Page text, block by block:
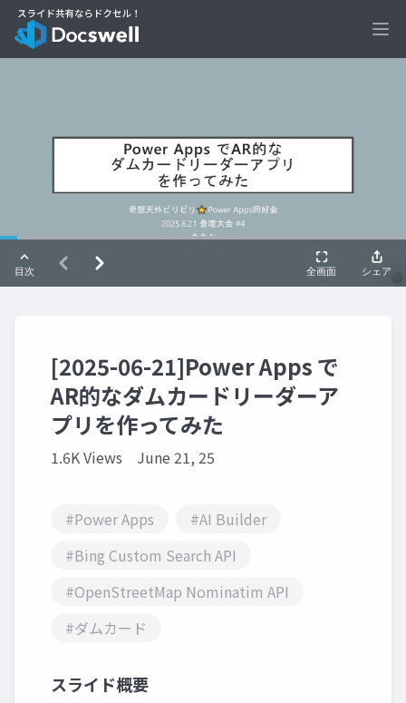
[2025-06-21]Power Apps で
AR的なダムカードリーダーア
プリを作ってみた
1.6K Views June 21, 25
#Power Apps
#AI Builder
#Bing Custom Search API
#OpenStreetMap Nominatim API
#ダムカード
スライド概要